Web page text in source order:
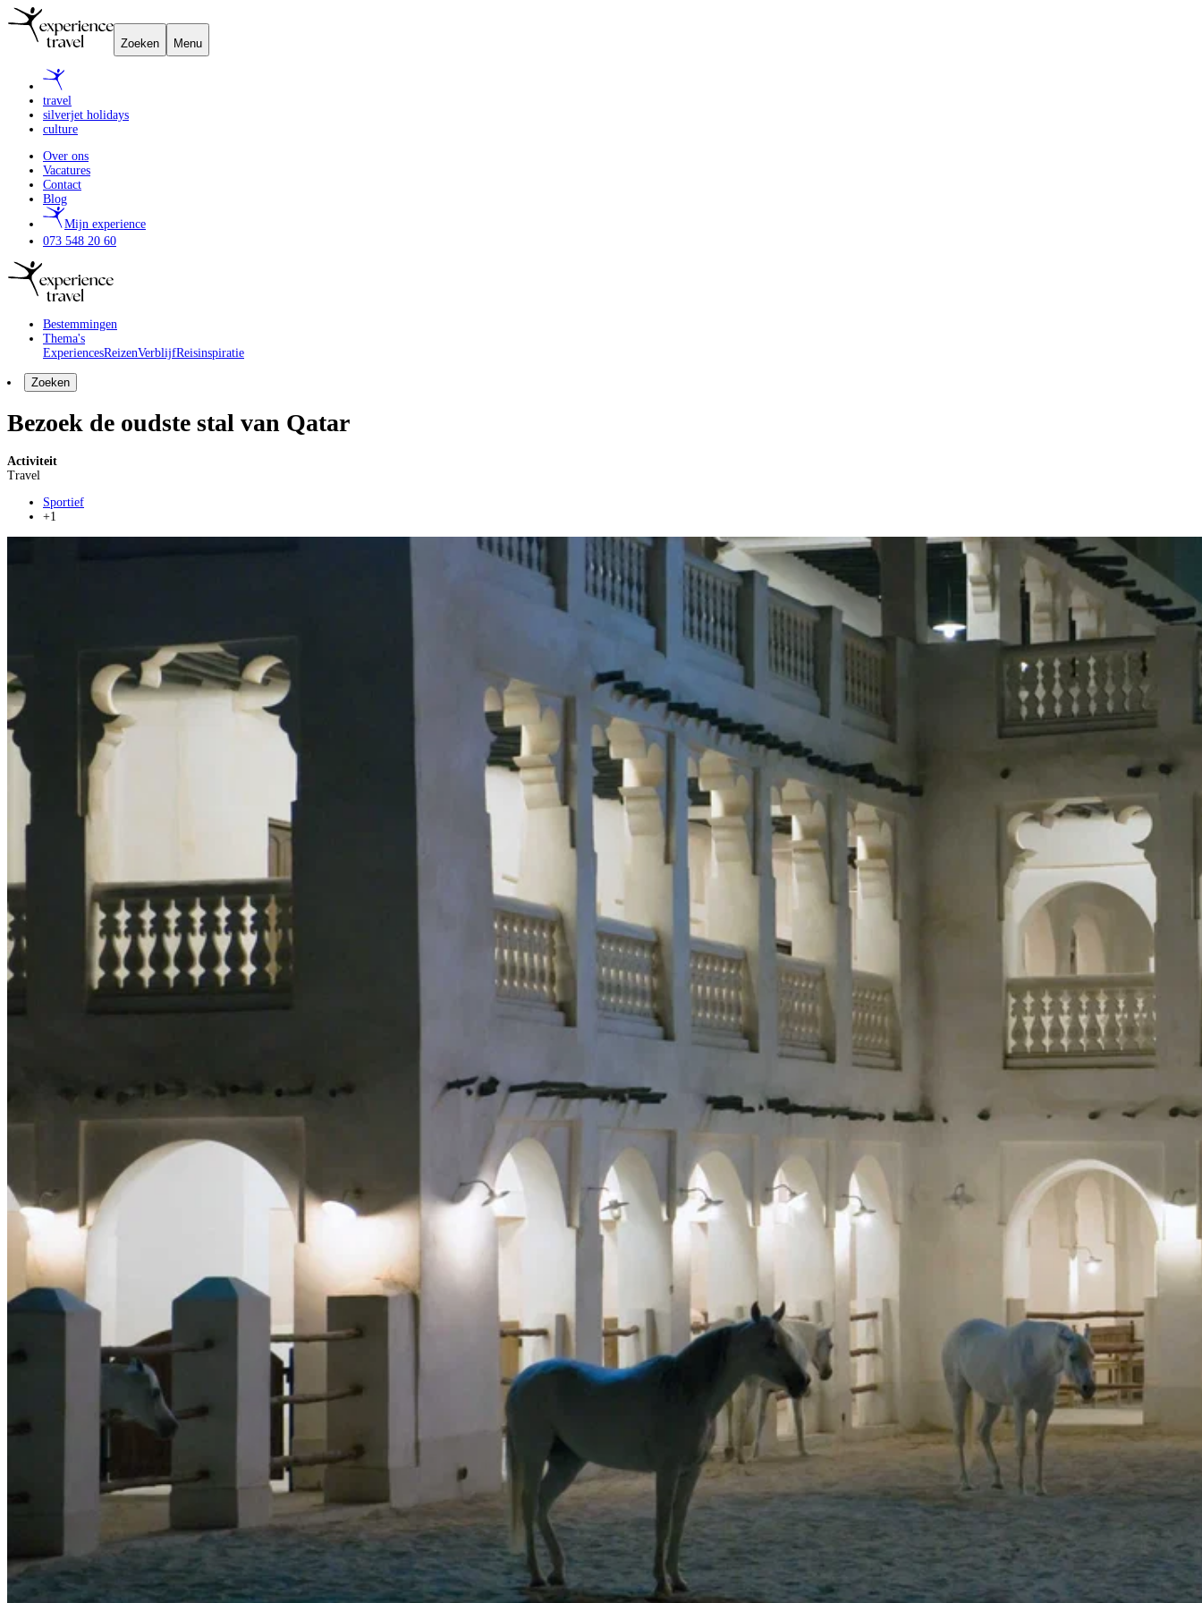
Zoeken Menu
travel
silverjet holidays
culture
Over ons
Vacatures
Contact
Blog
Mijn experience
073 548 20 60
Bestemmingen
Thema's
ExperiencesReizenVerblijfReisinspiratie
Zoeken
Bezoek de oudste stal van Qatar
Activiteit
Travel
Sportief
+1